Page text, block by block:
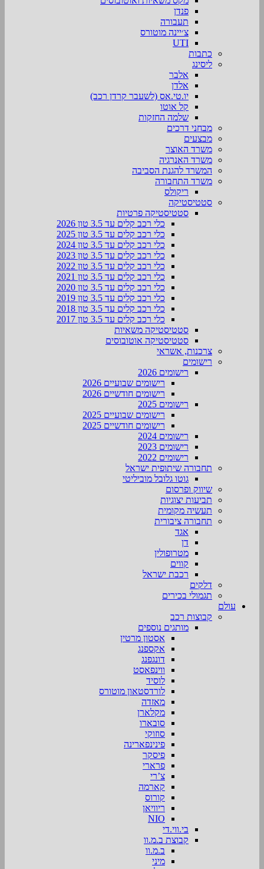
פנדן
תעבורה
צ׳יינה מוטורס
UTI
כתבות
ליסינג
אלבר
אלדן
יו.טי.אס (לשעבר קרדן רכב)
קל אוטו
שלמה החזקות
מבחני דרכים
מבצעים
משרד האוצר
משרד האנרגיה
המשרד להגנת הסביבה
משרד התחבורה
ריקולס
סטטיסטיקה
סטטיסטיקה פרטיות
כלי רכב קלים עד 3.5 טון 2026
כלי רכב קלים עד 3.5 טון 2025
כלי רכב קלים עד 3.5 טון 2024
כלי רכב קלים עד 3.5 טון 2023
כלי רכב קלים עד 3.5 טון 2022
כלי רכב קלים עד 3.5 טון 2021
כלי רכב קלים עד 3.5 טון 2020
כלי רכב קלים עד 3.5 טון 2019
כלי רכב קלים עד 3.5 טון 2018
כלי רכב קלים עד 3.5 טון 2017
סטטיסטיקה משאיות
סטטיסטיקה אוטובוסים
צרכנות, אשראי
רישומים
רישומים 2026
רישומים שבועיים 2026
רישומים חודשיים 2026
רישומים 2025
רישומים שבועיים 2025
רישומים חודשיים 2025
רישומים 2024
רישומים 2023
רישומים 2022
תחבורה שיתופית ישראל
גוטו גלובל מוביליטי
שיווק ופרסום
תביעות יצוגיות
תעשיה מקומית
תחבורה ציבורית
אגד
דן
מטרופולין
קווים
רכבת ישראל
דלקים
תגמולי בכירים
עולם
קבוצות רכב
מותגים נוספים
אסטון מרטין
אקספנג
דונגפנג
ווינפאסט
לוסיד
לורדסטאון מוטורס
מאזדה
מקלארן
סובארו
סוזוקי
פינינפארינה
פיסקר
פרארי
צ’רי
קארמה
קורוס
ריוויאן
NIO
בי.ווי.די
קבוצת ב.מ.וו
ב.מ.וו
מיני